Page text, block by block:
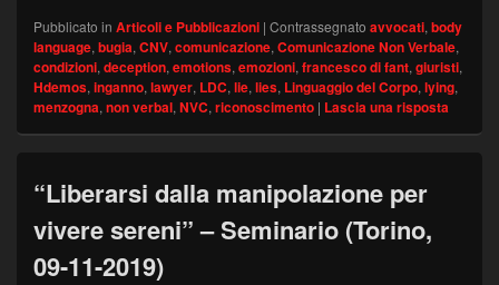
Pubblicato in Articoli e Pubblicazioni | Contrassegnato avvocati, body
language, bugia, CNV, comunicazione, Comunicazione Non Verbale,
condizioni, deception, emotions, emozioni, francesco di fant, giuristi,
Hdemos, inganno, lawyer, LDC, lie, lies, Linguaggio del Corpo, lying,
menzogna, non verbal, NVC, riconoscimento | Lascia una risposta
“Liberarsi dalla manipolazione per
vivere sereni” – Seminario (Torino,
09-11-2019)